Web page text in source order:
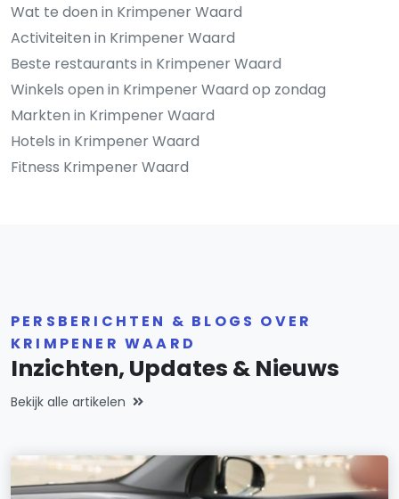
Wat te doen in Krimpener Waard
Activiteiten in Krimpener Waard
Beste restaurants in Krimpener Waard
Winkels open in Krimpener Waard op zondag
Markten in Krimpener Waard
Hotels in Krimpener Waard
Fitness Krimpener Waard
PERSBERICHTEN & BLOGS OVER
KRIMPENER WAARD
Inzichten, Updates & Nieuws
Bekijk alle artikelen